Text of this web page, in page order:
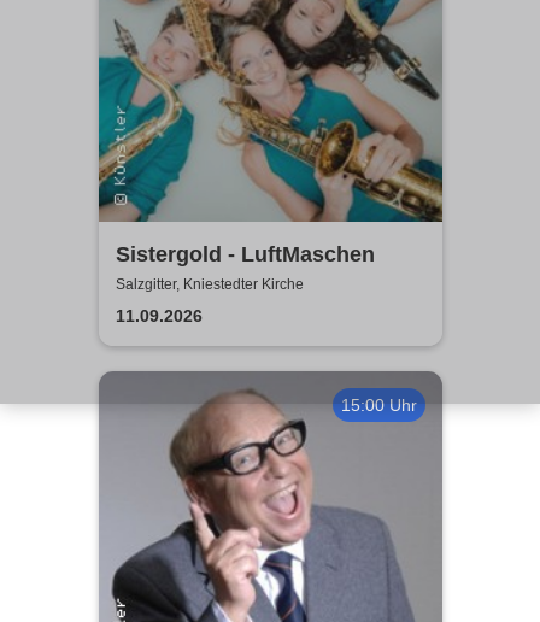
Sistergold - LuftMaschen
Salzgitter, Kniestedter Kirche
11.09.2026
15:00 Uhr